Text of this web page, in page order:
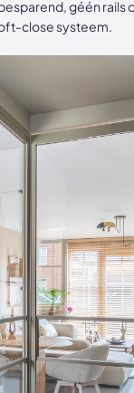
géén rails
close systeem.